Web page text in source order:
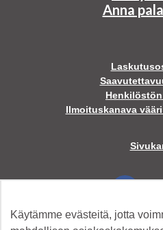
Anna
Ilmoituskanava
Käytämme evästeitä, jotta